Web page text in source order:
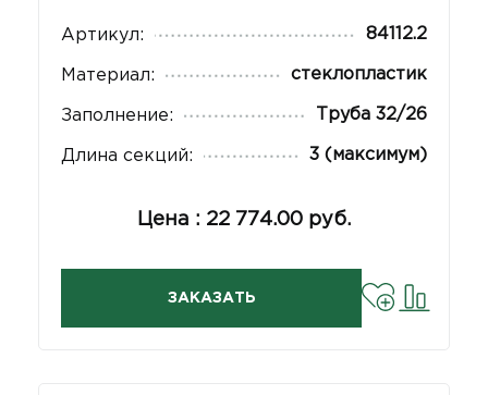
Артикул: 84112.2
Материал: стеклопластик
Заполнение: Труба 32/26
Длина секций: 3 (максимум)
Цена : 22 774.00 руб.
ЗАКАЗАТЬ